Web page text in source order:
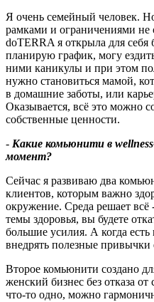
Я очень семейный человек.
рамками и ограничениями не
doTERRA я открыла для себя
планирую график, могу
ними каникулы и при этом
нужно становиться мамой,
в домашние заботы, или
Оказывается, всё это можно
собственные ценности.
- Какие комьюнити в wellness
момент?
Сейчас я развиваю два
клиентов, которым важно
окружение. Среда решает всё
темы здоровья, вы будете
большие усилия. А когда
внедрять полезные привычки
Второе комьюнити создано
женский бизнес без отказа
что‑то одно, можно